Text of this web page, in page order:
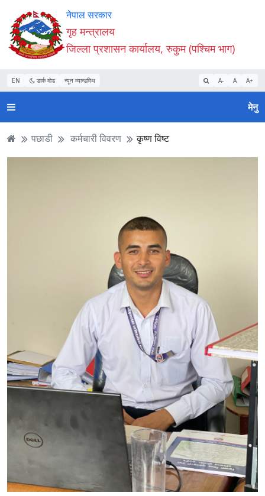
Accessibility
Mode
सुरु
गर्नुहोस्
सामाग्री
पढ्नुहाेस्
नेभिगेसन
पढ्नुहाेस्
वेबसाइट
खोजमा
जानुहोस्
नेपाल सरकार
गृह मन्त्रालय
जिल्ला प्रशासन कार्यालय, रुकुम (पश्चिम भाग)
EN डार्क मोड न्यून व्यान्डविथ A- A A+
मेनु
पछाडी कर्मचारी विवरण कृष्ण विष्ट